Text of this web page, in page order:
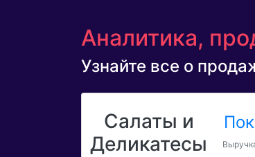
Аналитика,
Узнайте все о
Салаты и
Деликатесы